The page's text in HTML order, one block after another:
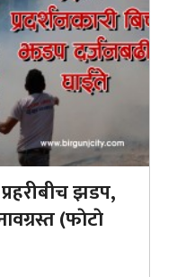
झडप,
(फाेटाे